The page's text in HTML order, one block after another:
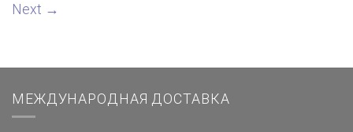
Next →
МЕЖДУНАРОДНАЯ ДОСТАВКА